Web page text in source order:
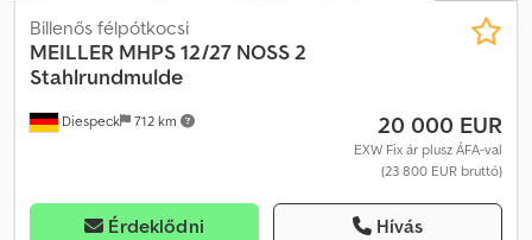
Diespeck 712 km
Billenős félpótkocsi
MEILLER MHPS 12/27 NOSS 2
Stahlrundmulde
20 000 EUR
EXW Fix ár plusz ÁFA-val
(23 800 EUR bruttó)
Érdeklődni Hívás